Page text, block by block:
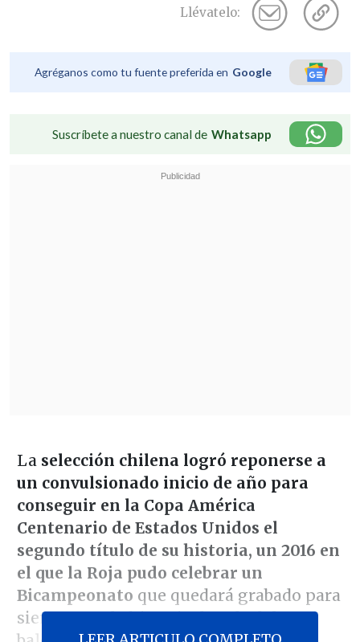
Llévatelo:
Agréganos como tu fuente preferida en Google
Suscríbete a nuestro canal de Whatsapp
La selección chilena logró reponerse a
un convulsionado inicio de año para
conseguir en la Copa América
Centenario de Estados Unidos el
segundo título de su historia, un 2016 en
el que la Roja pudo celebrar un
Bicampeonato que quedará grabado para
siempre en la historia dorada del